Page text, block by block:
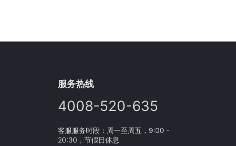
服务热线
4008-520-635
客服服务时段：周一至周五，9:00 -
20:30，节假日休息